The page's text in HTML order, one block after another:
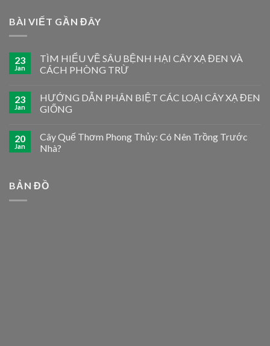
BÀI VIẾT GẦN ĐÂY
23
Jan
TÌM HIỂU VỀ SÂU BỆNH HẠI CÂY XẠ ĐEN VÀ
CÁCH PHÒNG TRỪ
23
Jan
HƯỚNG DẪN PHÂN BIỆT CÁC LOẠI CÂY XẠ ĐEN
GIỐNG
20
Jan
Cây Quế Thơm Phong Thủy: Có Nên Trồng Trước
Nhà?
BẢN ĐỒ